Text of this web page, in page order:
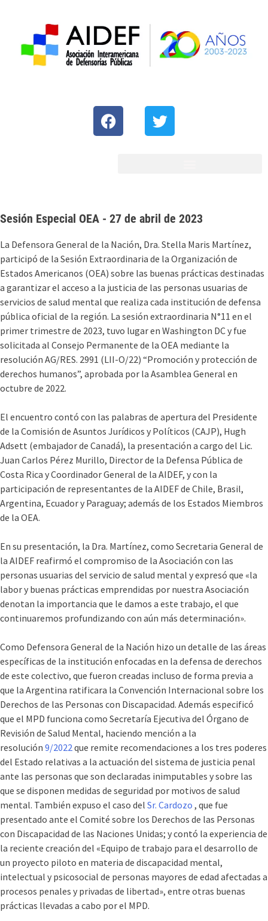
Sesión Especial OEA - 27 de abril de 2023
La Defensora General de la Nación, Dra. Stella Maris Martínez,
participó de la Sesión Extraordinaria de la Organización de
Estados Americanos (OEA) sobre las buenas prácticas destinadas
a garantizar el acceso a la justicia de las personas usuarias de
servicios de salud mental que realiza cada institución de defensa
pública oficial de la región. La sesión extraordinaria N°11 en el
primer trimestre de 2023, tuvo lugar en Washington DC y fue
solicitada al Consejo Permanente de la OEA mediante la
resolución AG/RES. 2991 (LII-O/22) “Promoción y protección de
derechos humanos”, aprobada por la Asamblea General en
octubre de 2022.
El encuentro contó con las palabras de apertura del Presidente
de la Comisión de Asuntos Jurídicos y Políticos (CAJP), Hugh
Adsett (embajador de Canadá), la presentación a cargo del Lic.
Juan Carlos Pérez Murillo, Director de la Defensa Pública de
Costa Rica y Coordinador General de la AIDEF, y con la
participación de representantes de la AIDEF de Chile, Brasil,
Argentina, Ecuador y Paraguay; además de los Estados Miembros
de la OEA.
En su presentación, la Dra. Martínez, como Secretaria General de
la AIDEF reafirmó el compromiso de la Asociación con las
personas usuarias del servicio de salud mental y expresó que «la
labor y buenas prácticas emprendidas por nuestra Asociación
denotan la importancia que le damos a este trabajo, el que
continuaremos profundizando con aún más determinación».
Como Defensora General de la Nación hizo un detalle de las áreas
específicas de la institución enfocadas en la defensa de derechos
de este colectivo, que fueron creadas incluso de forma previa a
que la Argentina ratificara la Convención Internacional sobre los
Derechos de las Personas con Discapacidad. Además especificó
que el MPD funciona como Secretaría Ejecutiva del Órgano de
Revisión de Salud Mental, haciendo mención a la
resolución 9/2022que remite recomendaciones a los tres poderes
del Estado relativas a la actuación del sistema de justicia penal
ante las personas que son declaradas inimputables y sobre las
que se disponen medidas de seguridad por motivos de salud
mental. También expuso el caso del Sr. Cardozo , que fue
presentado ante el Comité sobre los Derechos de las Personas
con Discapacidad de las Naciones Unidas; y contó la experiencia de
la reciente creación del «Equipo de trabajo para el desarrollo de
un proyecto piloto en materia de discapacidad mental,
intelectual y psicosocial de personas mayores de edad afectadas a
procesos penales y privadas de libertad», entre otras buenas
prácticas llevadas a cabo por el MPD.